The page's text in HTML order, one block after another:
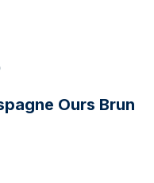
Ours Brun